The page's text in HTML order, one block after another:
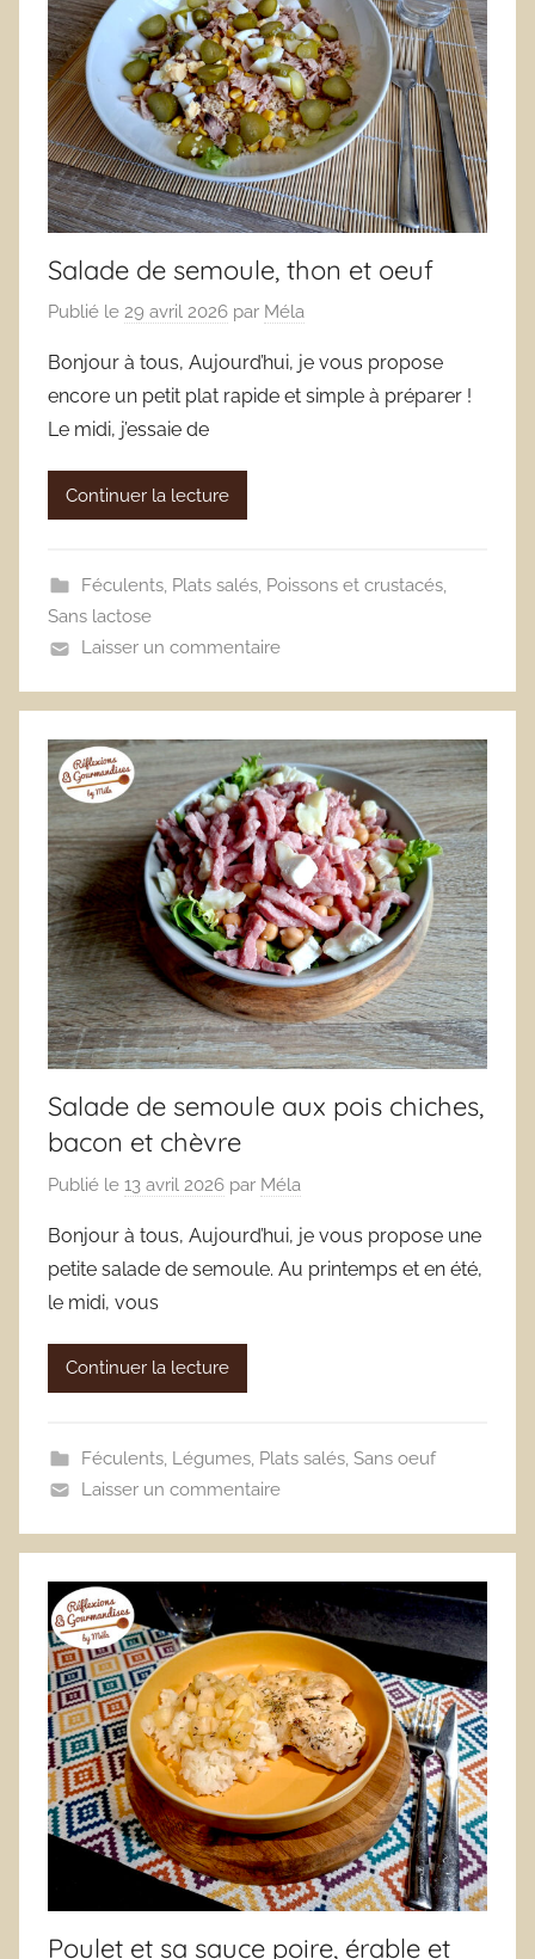
Salade de semoule, thon et oeuf
Publié le 29 avril 2026 par Méla
Bonjour à tous, Aujourd’hui, je vous propose
encore un petit plat rapide et simple à préparer !
Le midi, j’essaie de
Continuer la lecture
Féculents, Plats salés, Poissons et crustacés,
Sans lactose
Laisser un commentaire
Salade de semoule aux pois chiches,
bacon et chèvre
Publié le 13 avril 2026 par Méla
Bonjour à tous, Aujourd’hui, je vous propose une
petite salade de semoule. Au printemps et en été,
le midi, vous
Continuer la lecture
Féculents, Légumes, Plats salés, Sans oeuf
Laisser un commentaire
Poulet et sa sauce poire, érable et